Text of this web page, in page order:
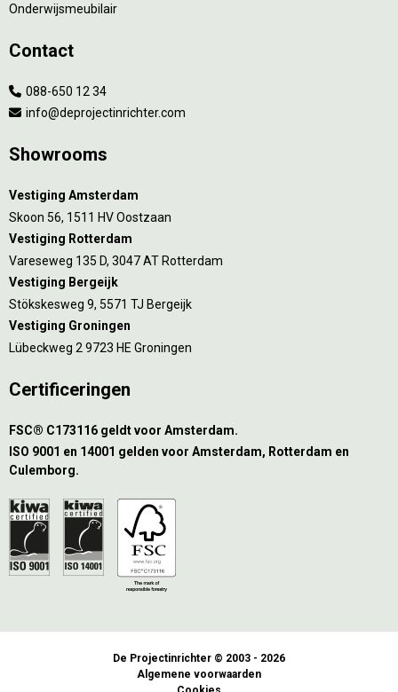
Onderwijsmeubilair
Contact
088-650 12 34
info@deprojectinrichter.com
Showrooms
Vestiging Amsterdam
Skoon 56, 1511 HV Oostzaan
Vestiging Rotterdam
Vareseweg 135 D, 3047 AT Rotterdam
Vestiging Bergeijk
Stökskesweg 9, 5571 TJ Bergeijk
Vestiging Groningen
Lübeckweg 2 9723 HE Groningen
Certificeringen
FSC® C173116 geldt voor Amsterdam.
ISO 9001 en 14001 gelden voor Amsterdam, Rotterdam en
Culemborg.
De Projectinrichter © 2003 - 2026
Algemene voorwaarden